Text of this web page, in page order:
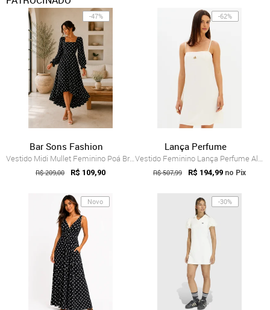
-47%
Bar Sons Fashion
Vestido Midi Mullet Feminino Poá Branco ...
R$ 209,00 R$ 109,90
-62%
Lança Perfume
Vestido Feminino Lança Perfume Alças Fin...
R$ 507,99 R$ 194,99 no Pix
Novo -30%